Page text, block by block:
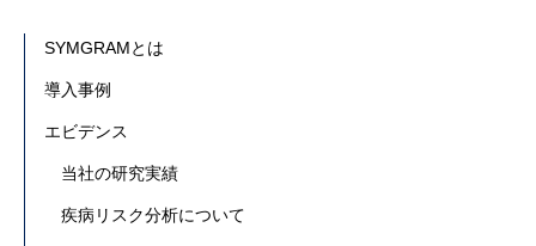
SYMGRAMとは
導入事例
エビデンス
当社の研究実績
疾病リスク分析について